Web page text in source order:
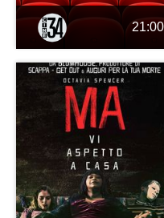
21:00